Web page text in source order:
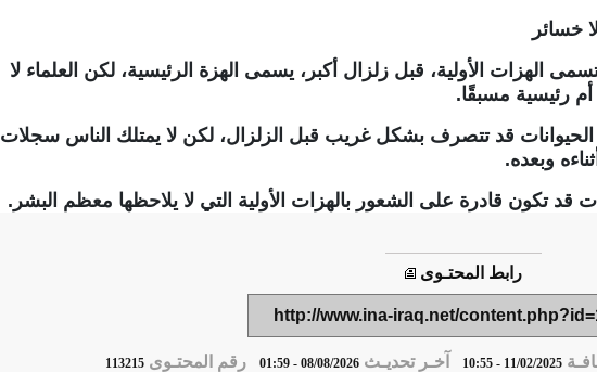
الهزات الأولية، قبل زلزال أكبر، يسمى الهزة الرئيسية، لكن العلماء لا
أم رئيسية مسبقًا.
قد تتصرف بشكل غريب قبل الزلزال، لكن لا يمتلك الناس سجلات
وبعده.
تكون قادرة على الشعور بالهزات الأولية التي لا يلاحظها معظم البشر.
رابط المحتـوى
http://www.ina-iraq.net/
11/02/2025 - 10:55 آخـر تحديـث08/08/2026 - 01:59 رقم المحتـوى113215